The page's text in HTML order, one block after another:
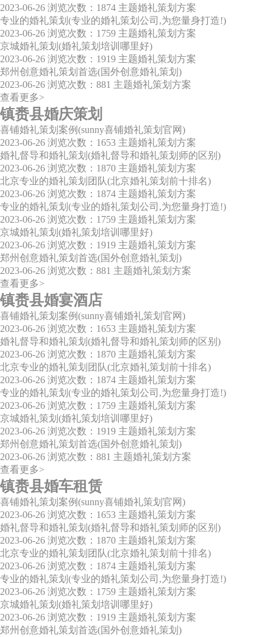
2023-06-26 浏览次数：1874 主题婚礼策划方案
专业的婚礼策划(专业的婚礼策划公司,为您量身打造!)
2023-06-26 浏览次数：1759 主题婚礼策划方案
京城婚礼策划(婚礼策划培训哪里好)
2023-06-26 浏览次数：1919 主题婚礼策划方案
郑州创意婚礼策划首选(国外创意婚礼策划)
2023-06-26 浏览次数：881 主题婚礼策划方案
查看更多>
镇赉县婚庆策划
喜铺婚礼策划案例(sunny喜铺婚礼策划官网)
2023-06-26 浏览次数：1653 主题婚礼策划方案
婚礼督导和婚礼策划(婚礼督导和婚礼策划师的区别)
2023-06-26 浏览次数：1870 主题婚礼策划方案
北京专业的婚礼策划团队(北京婚礼策划前十排名)
2023-06-26 浏览次数：1874 主题婚礼策划方案
专业的婚礼策划(专业的婚礼策划公司,为您量身打造!)
2023-06-26 浏览次数：1759 主题婚礼策划方案
京城婚礼策划(婚礼策划培训哪里好)
2023-06-26 浏览次数：1919 主题婚礼策划方案
郑州创意婚礼策划首选(国外创意婚礼策划)
2023-06-26 浏览次数：881 主题婚礼策划方案
查看更多>
镇赉县婚宴酒店
喜铺婚礼策划案例(sunny喜铺婚礼策划官网)
2023-06-26 浏览次数：1653 主题婚礼策划方案
婚礼督导和婚礼策划(婚礼督导和婚礼策划师的区别)
2023-06-26 浏览次数：1870 主题婚礼策划方案
北京专业的婚礼策划团队(北京婚礼策划前十排名)
2023-06-26 浏览次数：1874 主题婚礼策划方案
专业的婚礼策划(专业的婚礼策划公司,为您量身打造!)
2023-06-26 浏览次数：1759 主题婚礼策划方案
京城婚礼策划(婚礼策划培训哪里好)
2023-06-26 浏览次数：1919 主题婚礼策划方案
郑州创意婚礼策划首选(国外创意婚礼策划)
2023-06-26 浏览次数：881 主题婚礼策划方案
查看更多>
镇赉县婚车租赁
喜铺婚礼策划案例(sunny喜铺婚礼策划官网)
2023-06-26 浏览次数：1653 主题婚礼策划方案
婚礼督导和婚礼策划(婚礼督导和婚礼策划师的区别)
2023-06-26 浏览次数：1870 主题婚礼策划方案
北京专业的婚礼策划团队(北京婚礼策划前十排名)
2023-06-26 浏览次数：1874 主题婚礼策划方案
专业的婚礼策划(专业的婚礼策划公司,为您量身打造!)
2023-06-26 浏览次数：1759 主题婚礼策划方案
京城婚礼策划(婚礼策划培训哪里好)
2023-06-26 浏览次数：1919 主题婚礼策划方案
郑州创意婚礼策划首选(国外创意婚礼策划)